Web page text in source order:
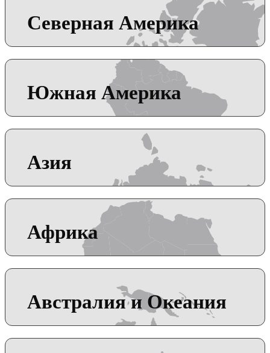
Северная Америка
Южная Америка
Азия
Африка
Австралия и Океания